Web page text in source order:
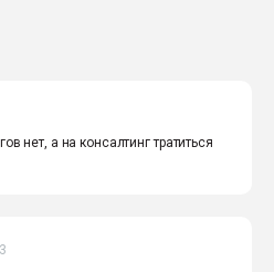
нет, а на консалтинг тратиться